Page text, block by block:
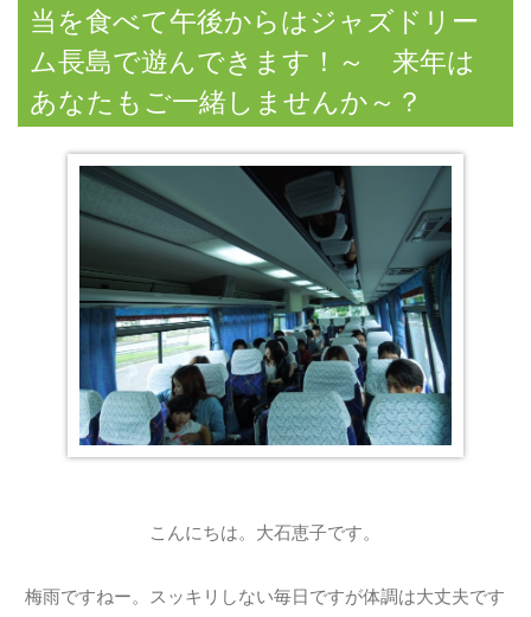
当を食べて午後からはジャズドリー
ム長島で遊んできます！～ 来年は
あなたもご一緒しませんか～？
こんにちは。大石恵子です。
梅雨ですねー。スッキリしない毎日ですが体調は大丈夫です